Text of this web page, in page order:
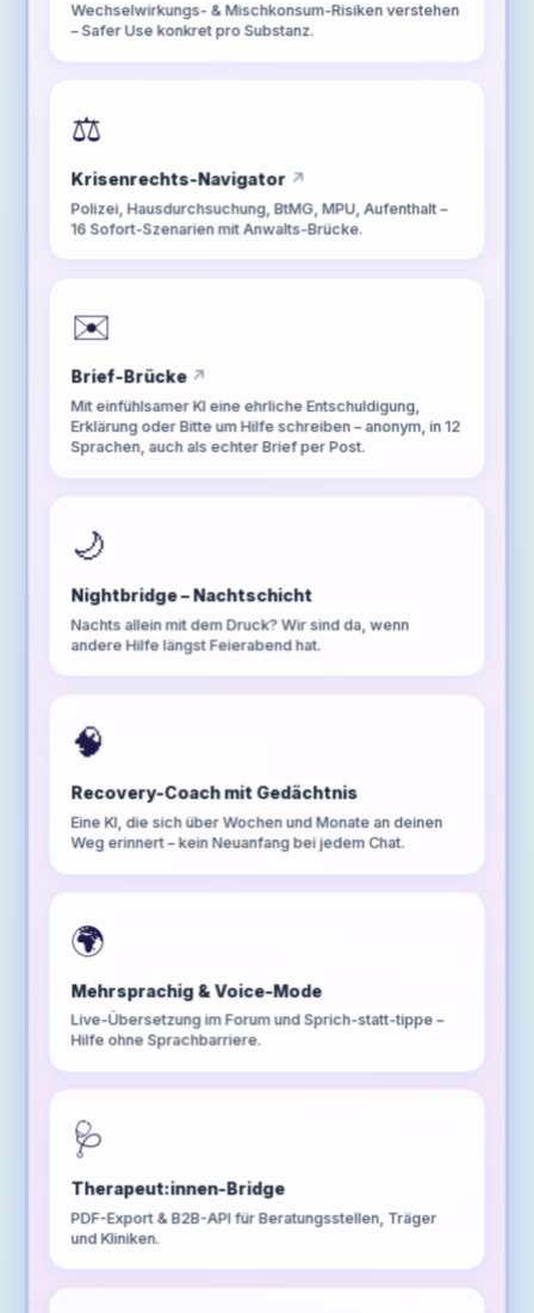
Wechselwirkungs- & Mischkonsum-Risiken verstehen
– Safer Use konkret pro Substanz.
⚖️
Krisenrechts-Navigator
Polizei, Hausdurchsuchung, BtMG, MPU, Aufenthalt –
16 Sofort-Szenarien mit Anwalts-Brücke.
✉️
Brief-Brücke
Mit einfühlsamer KI eine ehrliche Entschuldigung,
Erklärung oder Bitte um Hilfe schreiben – anonym, in 12
Sprachen, auch als echter Brief per Post.
🌙
Nightbridge – Nachtschicht
Nachts allein mit dem Druck? Wir sind da, wenn
andere Hilfe längst Feierabend hat.
🧠
Recovery-Coach mit Gedächtnis
Eine KI, die sich über Wochen und Monate an deinen
Weg erinnert – kein Neuanfang bei jedem Chat.
🌍
Mehrsprachig & Voice-Mode
Live-Übersetzung im Forum und Sprich-statt-tippe –
Hilfe ohne Sprachbarriere.
🩺
Therapeut:innen-Bridge
PDF-Export & B2B-API für Beratungsstellen, Träger
und Kliniken.